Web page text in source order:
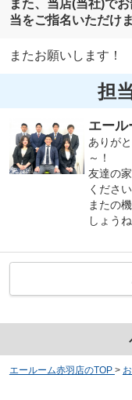
また、当店(当社)で
当をご指名いただけ
またお願いします！
担
エール
ありが
～！
友達の
くださ
またの
しょうね
エールーム赤羽店のTOP >